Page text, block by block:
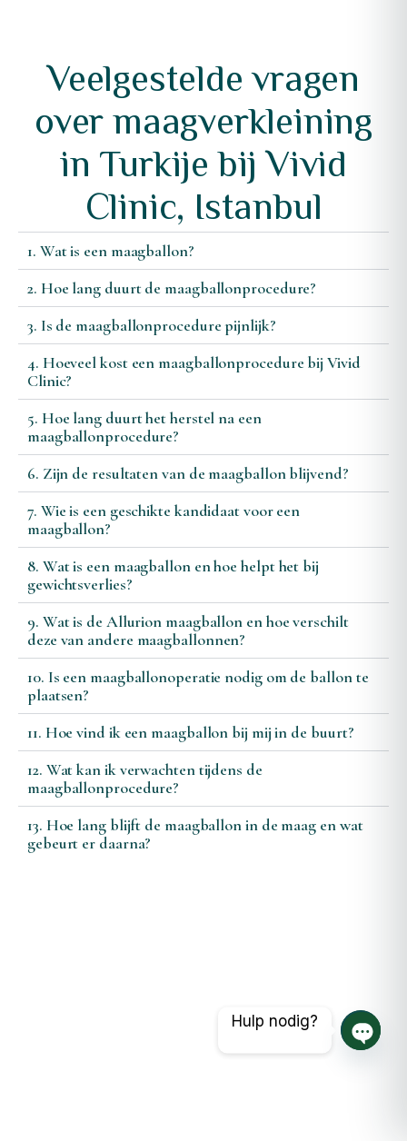
Veelgestelde vragen
over maagverkleining
in Turkije bij Vivid
Clinic, Istanbul
1. Wat is een maagballon?
2. Hoe lang duurt de maagballonprocedure?
3. Is de maagballonprocedure pijnlijk?
4. Hoeveel kost een maagballonprocedure bij Vivid
Clinic?
5. Hoe lang duurt het herstel na een
maagballonprocedure?
6. Zijn de resultaten van de maagballon blijvend?
7. Wie is een geschikte kandidaat voor een
maagballon?
8. Wat is een maagballon en hoe helpt het bij
gewichtsverlies?
9. Wat is de Allurion maagballon en hoe verschilt
deze van andere maagballonnen?
10. Is een maagballonoperatie nodig om de ballon te
plaatsen?
11. Hoe vind ik een maagballon bij mij in de buurt?
12. Wat kan ik verwachten tijdens de
maagballonprocedure?
13. Hoe lang blijft de maagballon in de maag en wat
gebeurt er daarna?
Hulp nodig?